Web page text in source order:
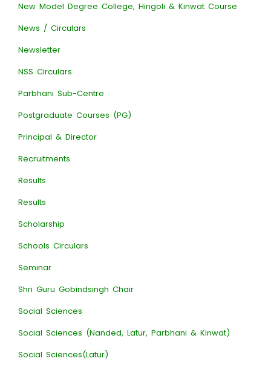
New Model Degree College, Hingoli & Kinwat Course
News / Circulars
Newsletter
NSS Circulars
Parbhani Sub-Centre
Postgraduate Courses (PG)
Principal & Director
Recruitments
Results
Results
Scholarship
Schools Circulars
Seminar
Shri Guru Gobindsingh Chair
Social Sciences
Social Sciences (Nanded, Latur, Parbhani & Kinwat)
Social Sciences(Latur)